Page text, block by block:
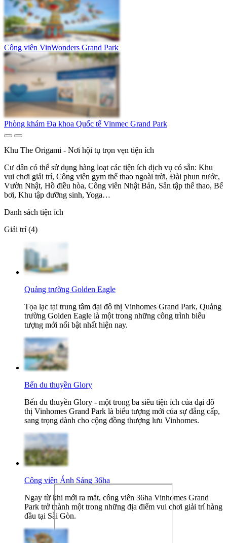
Công viên VinWonders Grand Park
Phòng khám Đa khoa Quốc tế Vinmec Grand Park
Khu The Origami - Nơi hội tụ trọn vẹn tiện ích
Cư dân có thể sử dụng hàng loạt các tiện ích dịch vụ có sẵn: Khu
vui chơi giải trí, Công viên gym thể thao ngoài trời, Đài phun nước,
Vườn Nhật, Hồ điều hòa, Công viên Nhật Bản, Sân tập thể thao, Bể
bơi, Khu tập dưỡng sinh, Yoga…
Danh sách tiện ích
Giải trí (4)
Quảng trường Golden Eagle
Tọa lạc tại trung tâm đại đô thị Vinhomes Grand Park, Quảng
trường Golden Eagle là một trong những công trình biểu
tượng mới nổi bật nhất hiện nay.
Bến du thuyền Glory
Bến du thuyền Glory - một trong ba siêu tiện ích của đại đô
thị Vinhomes Grand Park là biểu tượng mới của sự đẳng cấp,
sang trọng dành cho cộng đồng thượng lưu Vinhomes.
Công viên Ánh Sáng 36ha
Ngay từ khi mới ra mắt, công viên 36ha Vinhomes Grand
Park trở thành một trong những địa điểm vui chơi giải trí hàng
đầu tại Sài Gòn.